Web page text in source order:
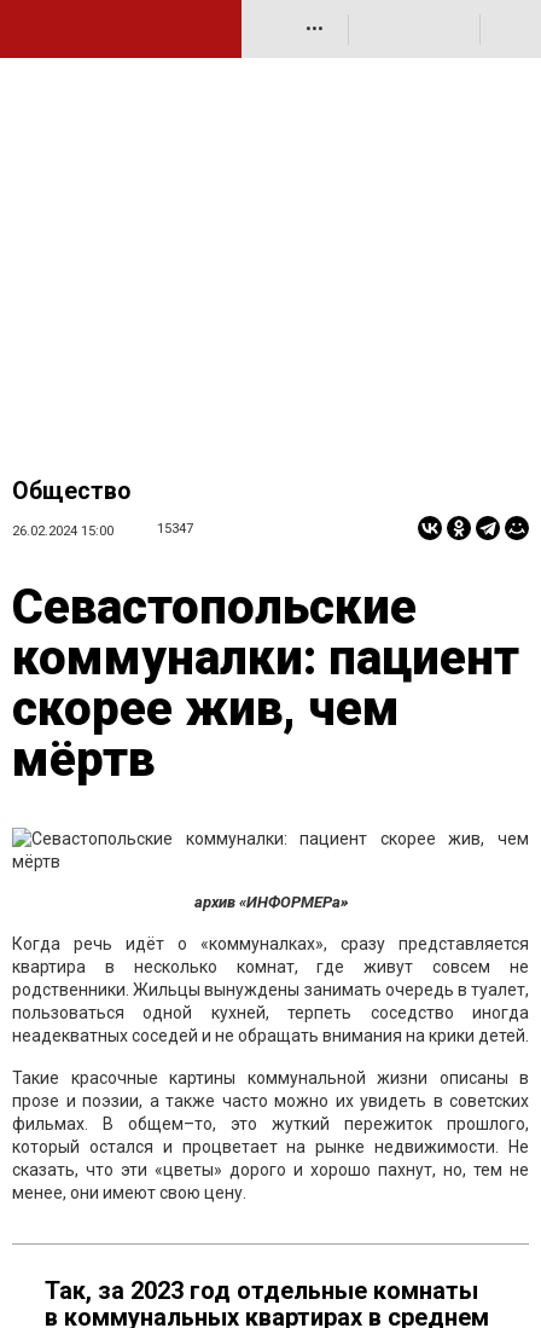
•••
Общество
26.02.2024 15:00 15347
Севастопольские
коммуналки: пациент
скорее жив, чем
мёртв
архив «ИНФОРМЕРа»
Когда речь идёт о «коммуналках», сразу представляется
квартира в несколько комнат, где живут совсем не
родственники. Жильцы вынуждены занимать очередь в туалет,
пользоваться одной кухней, терпеть соседство иногда
неадекватных соседей и не обращать внимания на крики детей.
Такие красочные картины коммунальной жизни описаны в
прозе и поэзии, а также часто можно их увидеть в советских
фильмах. В общем–то, это жуткий пережиток прошлого,
который остался и процветает на рынке недвижимости. Не
сказать, что эти «цветы» дорого и хорошо пахнут, но, тем не
менее, они имеют свою цену.
Так, за 2023 год отдельные комнаты
в коммунальных квартирах в среднем